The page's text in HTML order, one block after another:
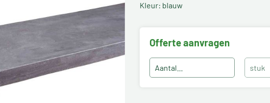
Kleur: blauw
Offerte aanvragen